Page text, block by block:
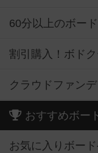
60分以上のボー
割引購入！ボド
クラウドファン
おすすめボー
お気に入りボー